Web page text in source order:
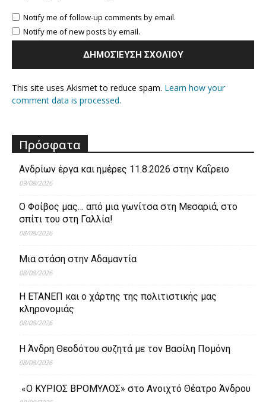
Notify me of follow-up comments by email.
Notify me of new posts by email.
This site uses Akismet to reduce spam. Learn how your
comment data is processed.
Πρόσφατα
Ανδρίων έργα και ημέρες 11.8.2026 στην Καΐρειο
09/08/2026
Ο Φοίβος μας… από μια γωνίτσα στη Μεσαριά, στο
σπίτι του στη Γαλλία!
08/08/2026
Μια στάση στην Αδαμαντία
08/08/2026
Η ΕΤΑΝΕΠ και ο χάρτης της πολιτιστικής μας
κληρονομιάς
08/08/2026
Η Άνδρη Θεοδότου συζητά με τον Βασίλη Πομόνη
08/08/2026
«Ο ΚΥΡΙΟΣ ΒΡΟΜΥΛΟΣ» στο Ανοιχτό Θέατρο Άνδρου